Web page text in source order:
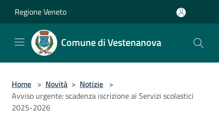
Regione Veneto
Comune di Vestenanova
Home > Novità > Notizie >
Avviso urgente: scadenza iscrizione ai Servizi scolastici
2025-2026